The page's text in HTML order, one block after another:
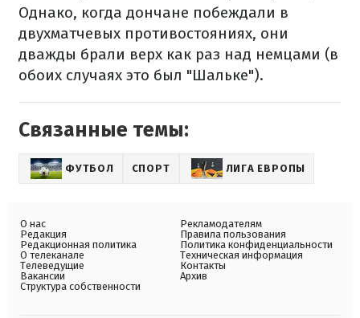
Однако, когда дончане побеждали в
двухматчевых противостояниях, они
дважды брали верх как раз над немцами (в
обоих случаях это был "Шальке").
Связанные темы:
ФУТБОЛ СПОРТ ЛИГА ЕВРОПЫ
О нас
Редакция
Редакционная политика
О телеканале
Телеведущие
Вакансии
Структура собственности
Рекламодателям
Правила пользования
Политика конфиденциальности
Техническая информация
Контакты
Архив